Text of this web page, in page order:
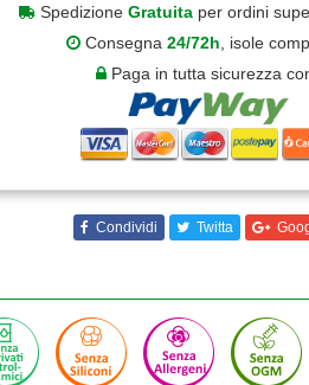
Spedizione Gratuita per ordini
Consegna 24/72h , isole
Paga in tutta sicurezza
Condividi Twitta